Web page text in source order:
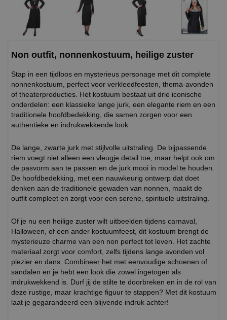
Non outfit, nonnenkostuum, heilige zuster
Stap in een tijdloos en mysterieus personage met dit complete
nonnenkostuum, perfect voor verkleedfeesten, thema-avonden
of theaterproducties. Het kostuum bestaat uit drie iconische
onderdelen: een klassieke lange jurk, een elegante riem en een
traditionele hoofdbedekking, die samen zorgen voor een
authentieke en indrukwekkende look.
De lange, zwarte jurk met stijlvolle uitstraling. De bijpassende
riem voegt niet alleen een vleugje detail toe, maar helpt ook om
de pasvorm aan te passen en de jurk mooi in model te houden.
De hoofdbedekking, met een nauwkeurig ontwerp dat doet
denken aan de traditionele gewaden van nonnen, maakt de
outfit compleet en zorgt voor een serene, spirituele uitstraling.
Of je nu een heilige zuster wilt uitbeelden tijdens carnaval,
Halloween, of een ander kostuumfeest, dit kostuum brengt de
mysterieuze charme van een non perfect tot leven. Het zachte
materiaal zorgt voor comfort, zelfs tijdens lange avonden vol
plezier en dans. Combineer het met eenvoudige schoenen of
sandalen en je hebt een look die zowel ingetogen als
indrukwekkend is. Durf jij de stilte te doorbreken en in de rol van
deze rustige, maar krachtige figuur te stappen? Met dit kostuum
laat je gegarandeerd een blijvende indruk achter!